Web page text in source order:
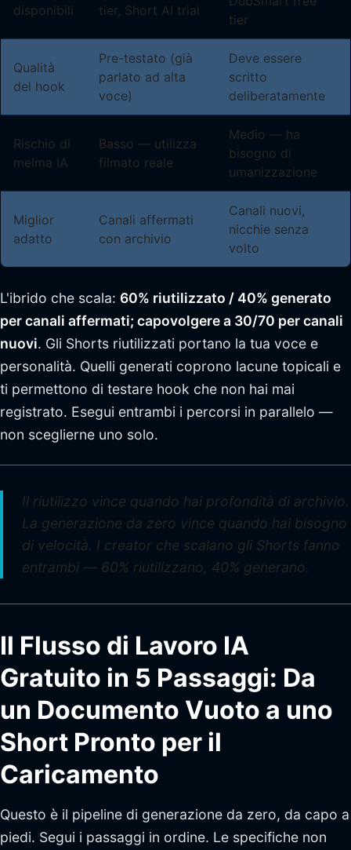
disponibili tier, Short AI trial
tier
Qualità
del hook
Pre-testato (già
parlato ad alta
voce)
Deve essere
scritto
deliberatamente
Rischio di
melma IA
Basso — utilizza
filmato reale
Medio — ha
bisogno di
umanizzazione
Miglior
adatto
Canali affermati
con archivio
Canali nuovi,
nicchie senza
volto
L'ibrido che scala: 60% riutilizzato / 40% generato
per canali affermati; capovolgere a 30/70 per canali
nuovi. Gli Shorts riutilizzati portano la tua voce e
personalità. Quelli generati coprono lacune topicali e
ti permettono di testare hook che non hai mai
registrato. Esegui entrambi i percorsi in parallelo —
non sceglierne uno solo.
Il riutilizzo vince quando hai profondità di archivio.
La generazione da zero vince quando hai bisogno
di velocità. I creator che scalano gli Shorts fanno
entrambi — 60% riutilizzano, 40% generano.
Il Flusso di Lavoro IA
Gratuito in 5 Passaggi: Da
un Documento Vuoto a uno
Short Pronto per il
Caricamento
Questo è il pipeline di generazione da zero, da capo a
piedi. Segui i passaggi in ordine. Le specifiche non